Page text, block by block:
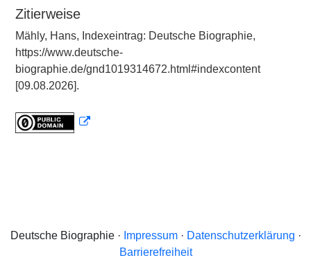
Zitierweise
Mähly, Hans, Indexeintrag: Deutsche Biographie,
https://www.deutsche-
biographie.de/gnd1019314672.html#indexcontent
[09.08.2026].
Deutsche Biographie · Impressum· Datenschutzerklärung ·
Barrierefreiheit